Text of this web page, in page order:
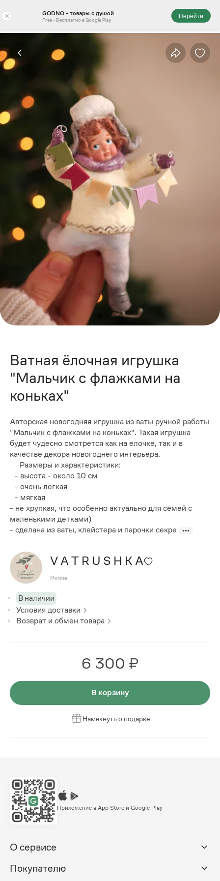
× GODNO - товары с душой
Free - Бесплатно в Google Play
Перейти
Ватная ёлочная игрушка
"Мальчик с флажками на
коньках"
Авторская новогодняя игрушка из ваты ручной работы
"Мальчик с флажками на коньках". Такая игрушка
будет чудесно смотрется как на елочке, так и в
качестве декора новогоднего интерьера.
Размеры и характеристики:
- высота - около 10 см
- очень легкая
- мягкая
- не хрупкая, что особенно актуально для семей с
маленькими детками)
- сделана из ваты, клейстера и парочки секре
V A T R U S H K A
Москва
В наличии
Условия доставки
Возврат и обмен товара
6 300 ₽
В корзину
Намекнуть о подарке
Приложение в App Store и Google Play
О сервисе
Покупателю